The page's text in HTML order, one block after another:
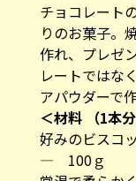
チョコレート
りのお菓子。
作れ、プレゼ
レートではな
アパウダーで
＜材料 （1本
好みのビスコ
— 100ｇ